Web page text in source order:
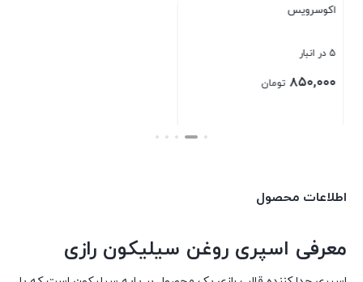
اکوسرویس
5 در انبار
۸۵۰,۰۰۰ تومان
اطلاعات محصول
معرفی اسپری روغن سیلیکون رازی